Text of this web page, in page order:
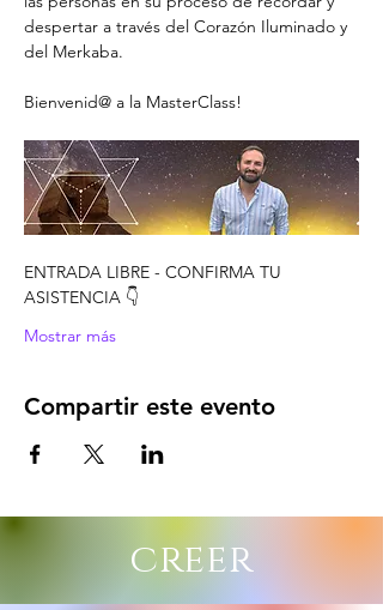
despertar a través del Corazón Iluminado y
del Merkaba.
Bienvenid@ a la MasterClass!
ENTRADA LIBRE - CONFIRMA TU
ASISTENCIA 👇
Mostrar más
Compartir este evento
creer